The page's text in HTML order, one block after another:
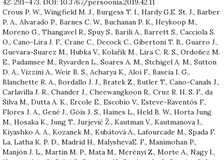
Crous P. W., Wingfield M. J., Burgess T. I., Hardy G.E. St. J., Barber
P. A., Alvarado P., Barnes C. W., Buchanan P. K., Heykoop M.,
Moreno G., Thangavel R., Spuy S., Barili A., Barrett S., Cacciola S.
O., Cano-Lira J. F., Crane C., Decock C., Gibertoni T. B., Guarro J.,
Guevara-Suarez M., Hubka V., Kolařík M., Lira C. R. S., Ordoñez M.
E., Padamsee M., Ryvarden L., Soares A. M., Stchigel A. M., Sutton
D. A., Vizzini A., Weir B. S., Acharya K., Aloi F., Baseia I. G.,
Blanchette R. A., Bordallo J. J., Bratek Z., Butler T., Cano-Canals J.,
Carlavilla J. R., Chander J., Cheewangkoon R., Cruz R. H. S. F., da
Silva M., Dutta A. K., Ercole E., Escobio V., Esteve-Raventós F.,
Flores J. A., Gené J., Góis J. S., Haines L., Held B. W., Horta Jung
M., Hosaka K., Jung T., Jurjević Ž., Kautman V., Kautmanova I.,
Kiyashko A. A., Kozanek M., Kubátová A., Lafourcade M., Spada F.
La, Latha K. P. D., Madrid H., MalyshevaE. F., Manimohan P.,
Manjón J. L., Martín M. P., Mata M., Merényi Z., Morte A., Nagy I.,